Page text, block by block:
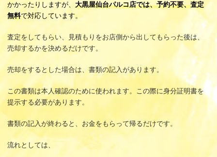
かかったりしますが、 大黒屋仙台パルコ店では、予約不要、査定
無料で対応しています。
査定をしてもらい、見積もりをお店側から出してもらった後は、
売却するかを決めるだけです。
売却をするとした場合は、書類の記入があります。
この書類は本人確認のために使われます。この際に身分証明書を
提示する必要があります。
書類の記入が終わると、お金をもらって帰るだけです。
流れとしては、